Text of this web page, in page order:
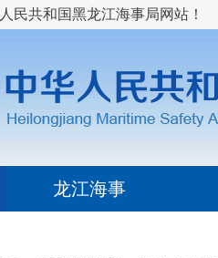
民共和国黑龙江海事局网站！
龙江海事